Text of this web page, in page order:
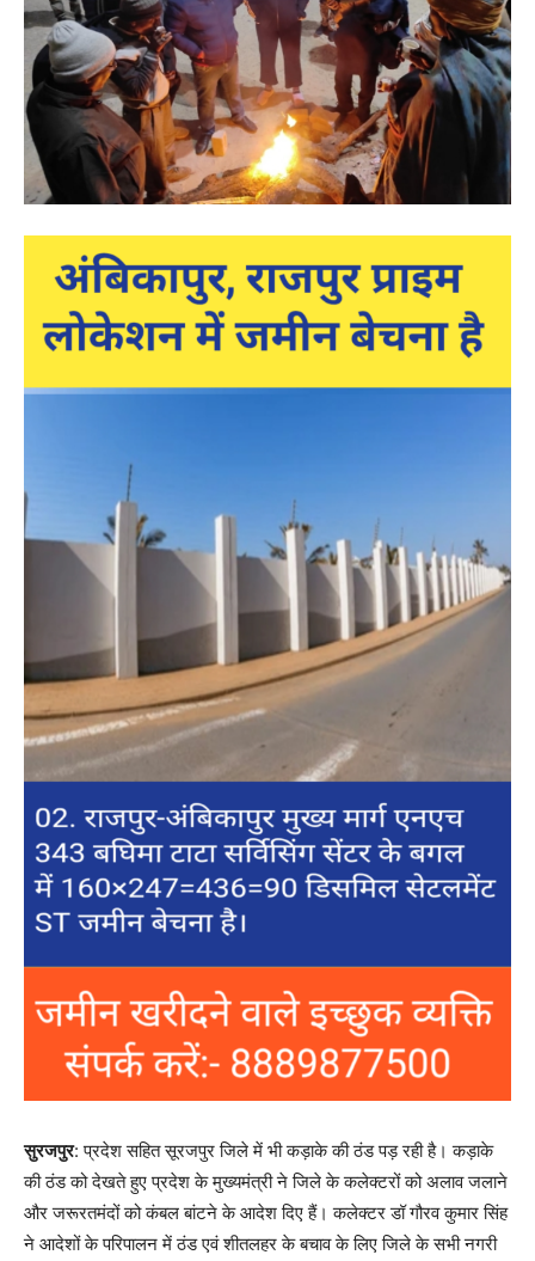
सुरजपुर: प्रदेश सहित सूरजपुर जिले में भी कड़ाके की ठंड पड़ रही है। कड़ाके
की ठंड को देखते हुए प्रदेश के मुख्यमंत्री ने जिले के कलेक्टरों को अलाव जलाने
और जरूरतमंदों को कंबल बांटने के आदेश दिए हैं। कलेक्टर डॉ गौरव कुमार सिंह
ने आदेशों के परिपालन में ठंड एवं शीतलहर के बचाव के लिए जिले के सभी नगरी